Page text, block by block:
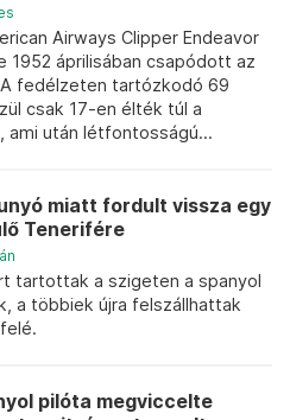
Airways Clipper Endeavor
1952 áprilisában csapódott az
fedélzeten tartózkodó 69
csak 17-en élték túl a
ami után létfontosságú...
miatt fordult vissza egy
Tenerifére
tartottak a szigeten a spanyol
a többiek újra felszállhattak
pilóta megviccelte